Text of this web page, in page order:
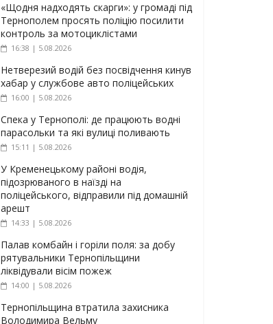
«Щодня надходять скарги»: у громаді під
Тернополем просять поліцію посилити
контроль за мотоциклістами
16:38 | 5.08.2026
Нетверезий водій без посвідчення кинув
хабар у службове авто поліцейських
16:00 | 5.08.2026
Спека у Тернополі: де працюють водні
парасольки та які вулиці поливають
15:11 | 5.08.2026
У Кременецькому районі водія,
підозрюваного в наїзді на
поліцейського, відправили під домашній
арешт
14:33 | 5.08.2026
Палав комбайн і горіли поля: за добу
рятувальники Тернопільщини
ліквідували вісім пожеж
14:00 | 5.08.2026
Тернопільщина втратила захисника
Володимира Вельму